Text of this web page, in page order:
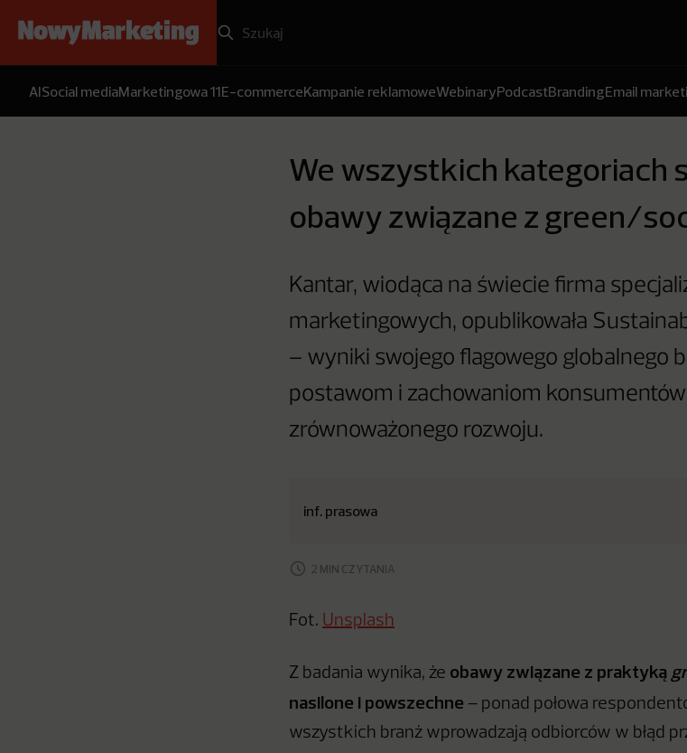
AISocial mediaMarketingowa 11E-commerceKampanie reklamoweWebinaryPodcastBrandingEmail
We wszystkich kategoriach
obawy związane z green/
Kantar, wiodąca na świecie firma
marketingowych, opublikowała
– wyniki swojego flagowego globalnego
postawom i zachowaniom
zrównoważonego rozwoju.
inf. prasowa
2 MIN CZYTANIA
Fot. Unsplash
Z badania wynika, że obawy związane z praktyką
nasilone i powszechne – ponad połowa
wszystkich branż wprowadzają odbiorców w błąd